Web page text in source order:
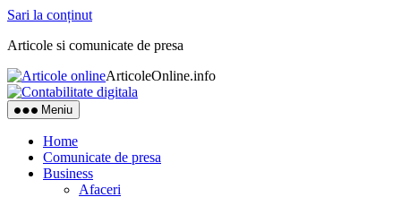
Sari la conținut
Articole si comunicate de presa
ArticoleOnline.info
Meniu
Home
Comunicate de presa
Business
Afaceri